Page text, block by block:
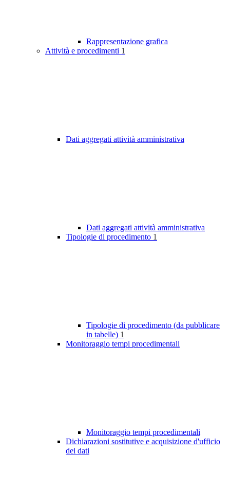
Rappresentazione grafica
Attività e procedimenti 1
Dati aggregati attività amministrativa
Dati aggregati attività amministrativa
Tipologie di procedimento 1
Tipologie di procedimento (da pubblicare
in tabelle) 1
Monitoraggio tempi procedimentali
Monitoraggio tempi procedimentali
Dichiarazioni sostitutive e acquisizione d'ufficio
dei dati